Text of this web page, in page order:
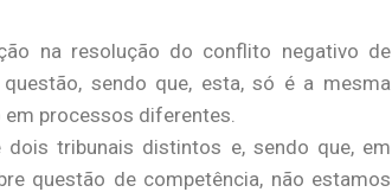
na resolução do conflito negativo de
sendo que, esta, só é a mesma
processos diferentes.
tribunais distintos e, sendo que, em
questão de competência, não estamos